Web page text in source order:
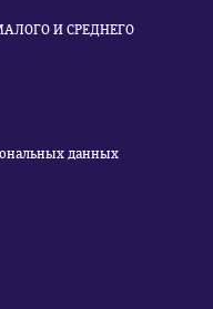
И СРЕДНЕГО
данных